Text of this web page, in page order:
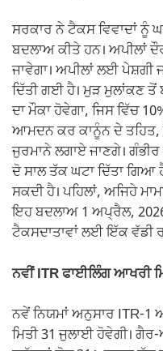
ਸਰਕਾਰ ਨੇ ਟੈਕਸ ਵਿਵਾਦਾਂ
ਬਦਲਾਅ ਕੀਤੇ ਹਨ। ਅਪੀਲਾਂ
ਜਾਵੇਗਾ। ਅਪੀਲਾਂ ਲਈ ਪੇਸ਼ਗੀ
ਦਿੱਤੀ ਗਈ ਹੈ। ਮੁੜ ਮੁਲਾਂਕਣ
ਦਾ ਮੌਕਾ ਹੋਵੇਗਾ, ਜਿਸ ਵਿੱਚ
ਆਮਦਨ ਕਰ ਕਾਨੂੰਨ ਦੇ ਤਹਿਤ,
ਜੁਰਮਾਨੇ ਲਗਾਏ ਜਾਣਗੇ।
ਦੋ ਸਾਲ ਤੱਕ ਘਟਾ ਦਿੱਤਾ
ਸਕਦੀ ਹੈ। ਪਹਿਲਾਂ, ਅਜਿਹੇ
ਇਹ ਬਦਲਾਅ 1 ਅਪ੍ਰੈਲ,
ਟੈਕਸਦਾਤਾਵਾਂ ਲਈ ਇੱਕ ਵੱਡੀ
ਨਵੀਂ ITR ਫਾਈਲਿੰਗ ਆਖਰੀ
ਨਵੇਂ ਨਿਯਮਾਂ ਅਨੁਸਾਰ ITR-
ਮਿਤੀ 31 ਜੁਲਾਈ ਹੋਵੇਗੀ।